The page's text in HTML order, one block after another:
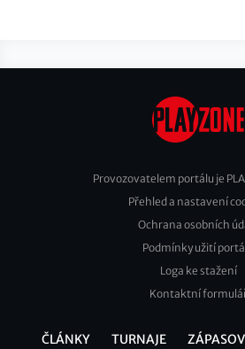
Footer
Provozovatelem portálu je
Přehled a nastavení
Ochrana osobních
Podmínky užití
Loga ke stažení
Kontaktní
ČLÁNKY TURNAJE